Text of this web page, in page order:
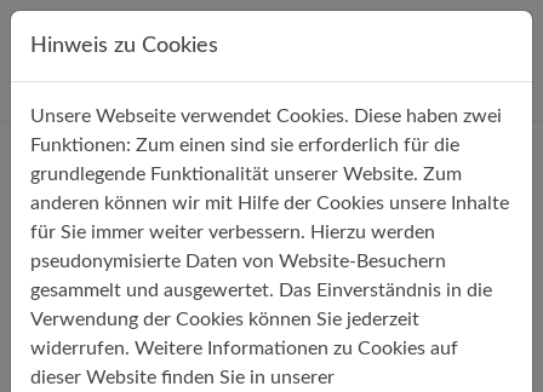
Direkt zur Hauptnavigation springen
Direkt zum Inhalt springen
StartseiteÜber uns Aktuelles
Weihnachtskonzert 2018 in der
Kirche St. Michael am Obenende
Von Hagen Stach 07.01.2019 Musik
Hinweis zu Cookies
Unsere Webseite verwendet Cookies. Diese haben zwei
Funktionen: Zum einen sind sie erforderlich für die
grundlegende Funktionalität unserer Website. Zum
anderen können wir mit Hilfe der Cookies unsere Inhalte
für Sie immer weiter verbessern. Hierzu werden
pseudonymisierte Daten von Website-Besuchern
gesammelt und ausgewertet. Das Einverständnis in die
Verwendung der Cookies können Sie jederzeit
widerrufen. Weitere Informationen zu Cookies auf
dieser Website finden Sie in unserer